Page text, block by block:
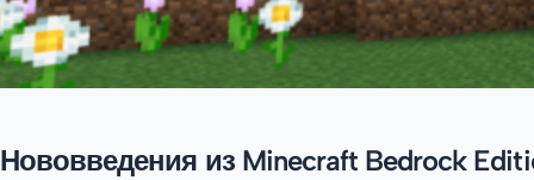
Нововведения из Minecraft Bedrock